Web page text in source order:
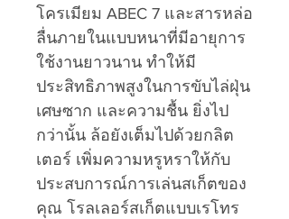
โครเมียม ABEC 7 และสารหล่อ
ลื่นภายในแบบหนาที่มีอายุการ
ใช้งานยาวนาน ทำให้มี
ประสิทธิภาพสูงในการขับไล่ฝุ่น
เศษซาก และความชื้น ยิ่งไป
กว่านั้น ล้อยังเต็มไปด้วยกลิต
เตอร์ เพิ่มความหรูหราให้กับ
ประสบการณ์การเล่นสเก็ตของ
คุณ โรลเลอร์สเก็ตแบบเรโทร